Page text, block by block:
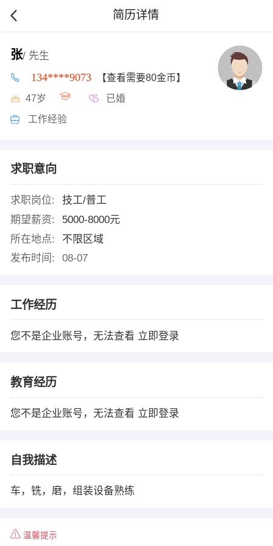
简历详情
张/ 先生
134****9073 【查看需要80金币】
47岁 已婚
工作经验
求职意向
求职岗位:
技工/普工
期望薪资:
5000-8000元
所在地点:
不限区域
发布时间:
08-07
工作经历
您不是企业账号，无法查看 立即登录
教育经历
您不是企业账号，无法查看 立即登录
自我描述
车，铣，磨，组装设备熟练
温馨提示